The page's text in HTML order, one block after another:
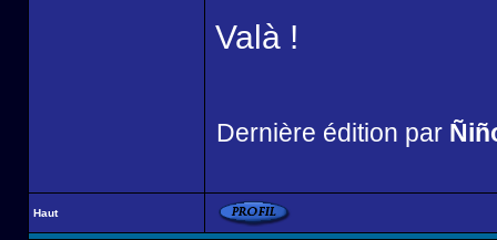
Valà !
Dernière édition par
Haut